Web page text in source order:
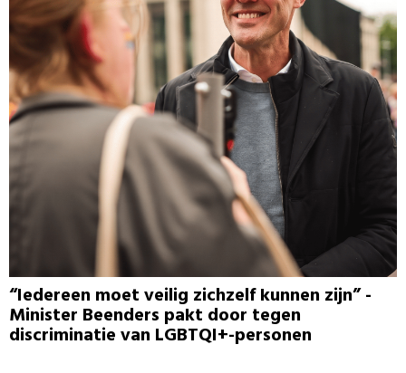
“Iedereen moet veilig zichzelf kunnen zijn” -
Minister Beenders pakt door tegen
discriminatie van LGBTQI+-personen